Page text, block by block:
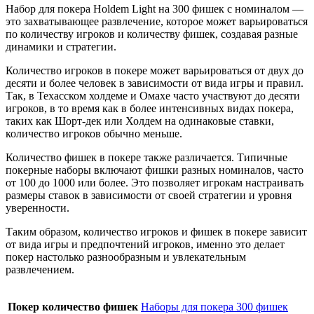
Набор для покера Holdem Light на 300 фишек с номиналом —
это захватывающее развлечение, которое может варьироваться
по количеству игроков и количеству фишек, создавая разные
динамики и стратегии.
Количество игроков в покере может варьироваться от двух до
десяти и более человек в зависимости от вида игры и правил.
Так, в Техасском холдеме и Омахе часто участвуют до десяти
игроков, в то время как в более интенсивных видах покера,
таких как Шорт-дек или Холдем на одинаковые ставки,
количество игроков обычно меньше.
Количество фишек в покере также различается. Типичные
покерные наборы включают фишки разных номиналов, часто
от 100 до 1000 или более. Это позволяет игрокам настраивать
размеры ставок в зависимости от своей стратегии и уровня
уверенности.
Таким образом, количество игроков и фишек в покере зависит
от вида игры и предпочтений игроков, именно это делает
покер настолько разнообразным и увлекательным
развлечением.
Покер количество фишек Наборы для покера 300 фишек